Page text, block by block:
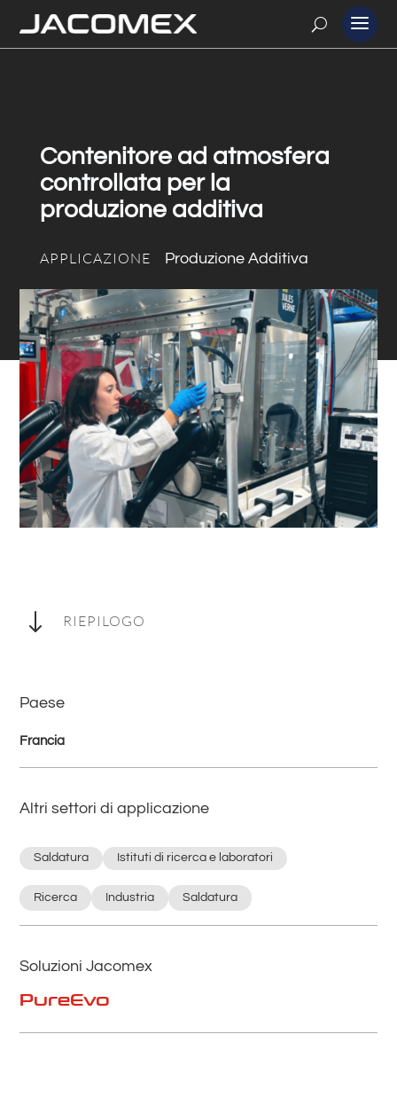
Contenitore ad atmosfera
controllata per la
produzione additiva
APPLICAZIONE Produzione Additiva
" RIEPILOGO
Paese
Francia
Altri settori di applicazione
Saldatura Istituti di ricerca e laboratori
Ricerca Industria Saldatura
Soluzioni Jacomex
PureEvo